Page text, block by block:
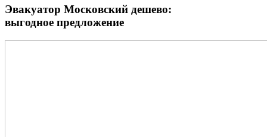
Эвакуатор Московский дешево:
выгодное предложение